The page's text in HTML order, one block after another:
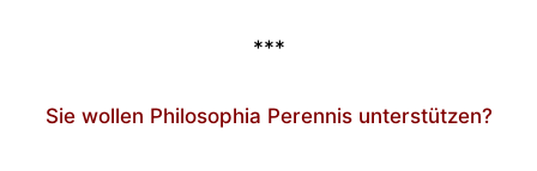
***
Sie wollen Philosophia Perennis unterstützen?